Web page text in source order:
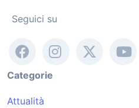
Seguici su
Categorie
Attualità